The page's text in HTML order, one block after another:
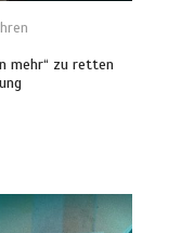
mehr“ zu retten